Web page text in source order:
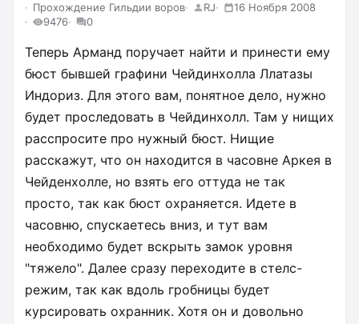
Прохождение Гильдии воров
RJ
16 Ноября 2008
9476
0
Теперь Арманд поручает найти и принести ему
бюст бывшей графини Чейдинхолла Ллатазы
Индориз. Для этого вам, понятное дело, нужно
будет проследовать в Чейдинхолл. Там у нищих
расспросите про нужный бюст. Нищие
расскажут, что он находится в часовне Аркея в
Чейденхолле, но взять его оттуда не так
просто, так как бюст охраняется. Идете в
часовню, спускаетесь вниз, и тут вам
необходимо будет вскрыть замок уровня
"тяжело". Далее сразу переходите в стелс-
режим, так как вдоль гробницы будет
курсировать охранник. Хотя он и довольно